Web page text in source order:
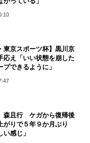
東京スポーツ杯】黒川京
え「いい状態を崩した
プできるように」
森且行 ケガから復帰後
りで５年９か月ぶり
い感じ」